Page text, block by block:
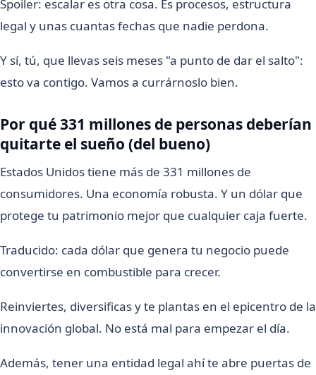
Spoiler: escalar es otra cosa. Es procesos, estructura
legal y unas cuantas fechas que nadie perdona.
Y sí, tú, que llevas seis meses "a punto de dar el salto":
esto va contigo. Vamos a currárnoslo bien.
Por qué 331 millones de personas deberían
quitarte el sueño (del bueno)
Estados Unidos tiene más de 331 millones de
consumidores. Una economía robusta. Y un dólar que
protege tu patrimonio mejor que cualquier caja fuerte.
Traducido: cada dólar que genera tu negocio puede
convertirse en combustible para crecer.
Reinviertes, diversificas y te plantas en el epicentro de la
innovación global. No está mal para empezar el día.
Además, tener una entidad legal ahí te abre puertas de